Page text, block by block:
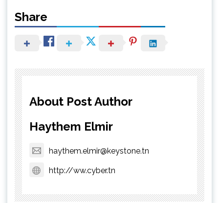
Share
About Post Author
Haythem Elmir
haythem.elmir@keystone.tn
http://ww.cyber.tn